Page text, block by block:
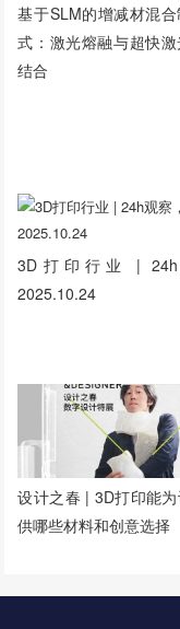
基于SLM的增减材混
式：激光熔融与超快
结合
3D打印行业 | 24h
2025.10.24
设计之春 | 3D打印能
供哪些材料和创意选择